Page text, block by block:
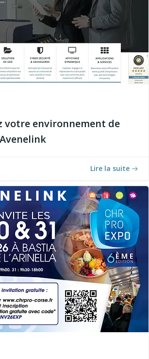
votre environnement de
Lire la suite